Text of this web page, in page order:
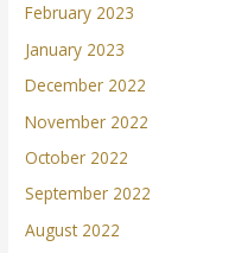
February 2023
January 2023
December 2022
November 2022
October 2022
September 2022
August 2022